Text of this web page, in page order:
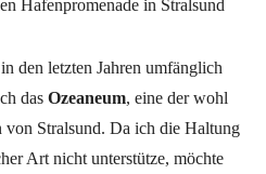
den letzten Jahren umfänglich
das Ozeaneum, eine der wohl
von Stralsund. Da ich die Haltung
Art nicht unterstütze, möchte